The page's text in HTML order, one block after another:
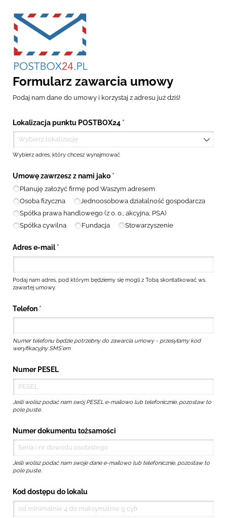
Formularz zawarcia umowy
Podaj nam dane do umowy i korzystaj z adresu już dziś!
Lokalizacja punktu POSTBOX24 *(wymagane)
Wybierz adres, który chcesz wynajmować
Umowę zawrzesz z nami jako *(wymagane)
Planuję założyć firmę pod Waszym adresem
Osoba fizyczna
Jednoosobowa działalność gospodarcza
Spółka prawa handlowego (z o. o., akcyjna, PSA)
Spółka cywilna
Fundacja Stowarzyszenie
Adres e-mail *
(wymagane)
Podaj nam adres, pod którym będziemy się mogli z Tobą skontatkować ws.
zawartej umowy.
Telefon *(wymagane)
Numer telefonu będzie potrzebny do zawarcia umowy - przesyłamy kod
weryfikacyjny SMS'em
Numer PESEL
Jeśli wolisz podać nam swój PESEL e-mailowo lub telefonicznie, pozostaw to
pole puste.
Numer dokumentu tożsamości
Jeśli wolisz podać nam swoje dane e-mailowo lub telefonicznie, pozostaw to
pole puste.
Kod dostępu do lokalu